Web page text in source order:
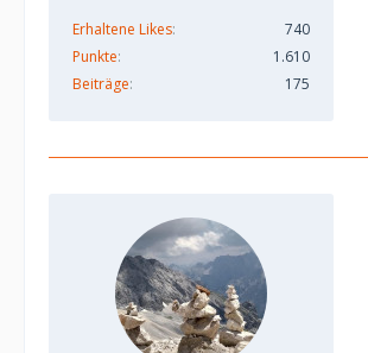
Erhaltene Likes
740
Punkte
1.610
Beiträge
175